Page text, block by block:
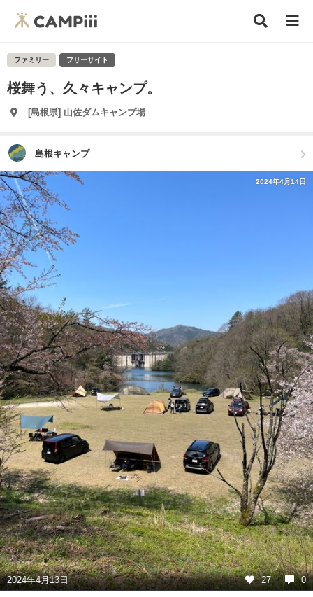
ファミリー フリーサイト
桜舞う、久々キャンプ。
[島根県] 山佐ダムキャンプ場
島根キャンプ
2024年4月14日
2024年4月13日 27 0